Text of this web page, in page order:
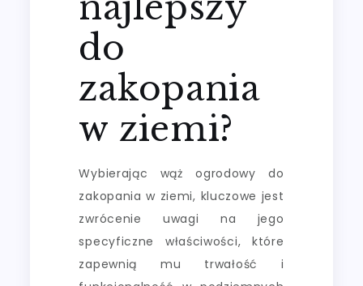
do
zakopania
w ziemi?
Wybierając wąż ogrodowy do
zakopania w ziemi, kluczowe jest
zwrócenie uwagi na jego
specyficzne właściwości, które
zapewnią mu trwałość i